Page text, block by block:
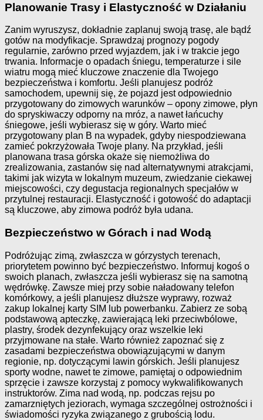
Planowanie Trasy i Elastyczność w Działaniu
Zanim wyruszysz, dokładnie zaplanuj swoją trasę, ale bądź
gotów na modyfikacje. Sprawdzaj prognozy pogody
regularnie, zarówno przed wyjazdem, jak i w trakcie jego
trwania. Informacje o opadach śniegu, temperaturze i sile
wiatru mogą mieć kluczowe znaczenie dla Twojego
bezpieczeństwa i komfortu. Jeśli planujesz podróż
samochodem, upewnij się, że pojazd jest odpowiednio
przygotowany do zimowych warunków – opony zimowe, płyn
do spryskiwaczy odporny na mróz, a nawet łańcuchy
śniegowe, jeśli wybierasz się w góry. Warto mieć
przygotowany plan B na wypadek, gdyby niespodziewana
zamieć pokrzyżowała Twoje plany. Na przykład, jeśli
planowana trasa górska okaże się niemożliwa do
zrealizowania, zastanów się nad alternatywnymi atrakcjami,
takimi jak wizyta w lokalnym muzeum, zwiedzanie ciekawej
miejscowości, czy degustacja regionalnych specjałów w
przytulnej restauracji. Elastyczność i gotowość do adaptacji
są kluczowe, aby zimowa podróż była udana.
Bezpieczeństwo w Górach i nad Wodą
Podróżując zimą, zwłaszcza w górzystych terenach,
priorytetem powinno być bezpieczeństwo. Informuj kogoś o
swoich planach, zwłaszcza jeśli wybierasz się na samotną
wędrówkę. Zawsze miej przy sobie naładowany telefon
komórkowy, a jeśli planujesz dłuższe wyprawy, rozważ
zakup lokalnej karty SIM lub powerbanku. Zabierz ze sobą
podstawową apteczkę, zawierającą leki przeciwbólowe,
plastry, środek dezynfekujący oraz wszelkie leki
przyjmowane na stałe. Warto również zapoznać się z
zasadami bezpieczeństwa obowiązującymi w danym
regionie, np. dotyczącymi lawin górskich. Jeśli planujesz
sporty wodne, nawet te zimowe, pamiętaj o odpowiednim
sprzęcie i zawsze korzystaj z pomocy wykwalifikowanych
instruktorów. Zima nad wodą, np. podczas rejsu po
zamarzniętych jeziorach, wymaga szczególnej ostrożności i
świadomości ryzyka związanego z grubością lodu.